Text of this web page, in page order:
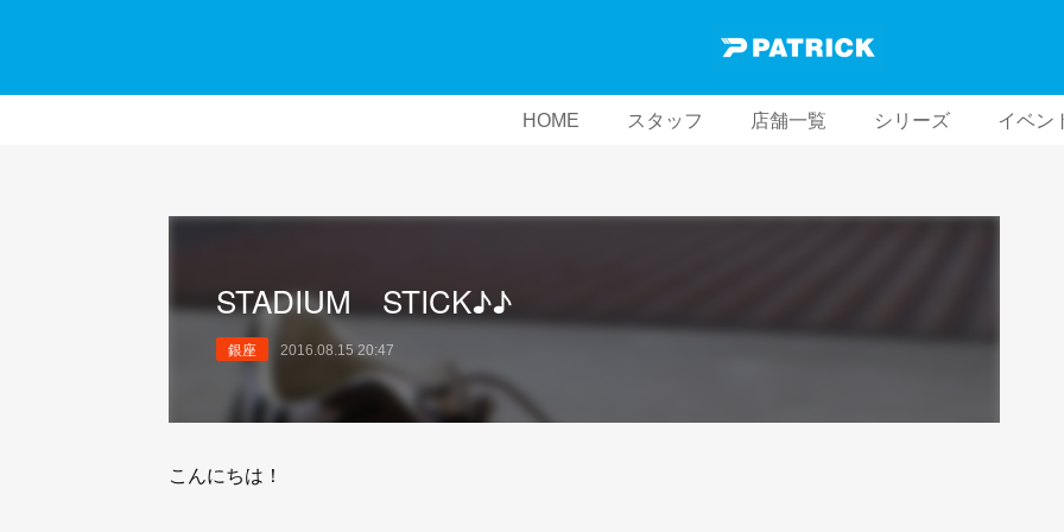
HOME スタッフ 店舗一覧 シリーズ イベン
STADIUM STICK♪♪
銀座 2016.08.15 20:47
こんにちは！